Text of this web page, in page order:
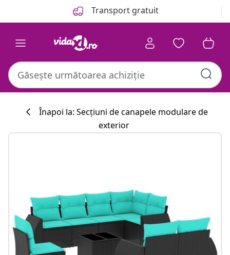
Transport gratuit
Înapoi la: Secțiuni de canapele modulare de
exterior